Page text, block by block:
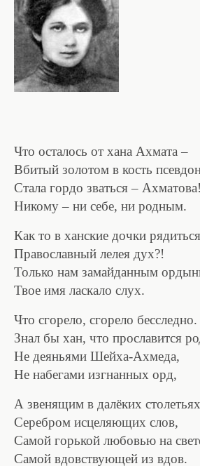
Что осталось от хана Ахмата –
Вбитый золотом в кость
Стала гордо зваться – Ахматова!
Никому – ни себе, ни родным.
Как то в ханские дочки
Православный лелея дух?!
Только нам замайданным
Твое имя ласкало слух.
Что сгорело, сгорело бесследно.
Знал бы хан, что прославится
Не деяньями Шейха-Ахмеда,
Не набегами изгнанных орд,
А звенящим в далёких столетьях
Серебром исцеляющих слов,
Самой горькой любовью на
Самой вдовствующей из вдов.